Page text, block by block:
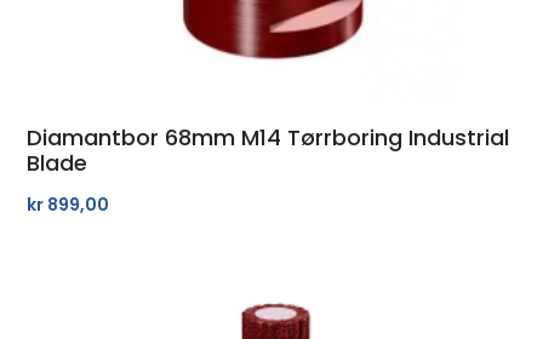
Diamantbor 68mm M14 Tørrboring Industrial
Blade
kr 899,00